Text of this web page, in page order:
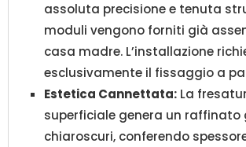
assoluta precisione e tenuta
moduli vengono forniti già
casa madre. L’installazione
esclusivamente il fissaggio a
Estetica Cannettata: La
superficiale genera un raffinato
chiaroscuri, conferendo